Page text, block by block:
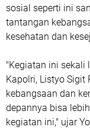
sosial seperti ini
tantangan
kesehatan dan
"Kegiatan ini sekali
Kapolri, Listyo Sigit
kebangsaan dan
depannya bisa
kegiatan ini," ujar